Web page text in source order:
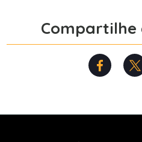
Compartilhe